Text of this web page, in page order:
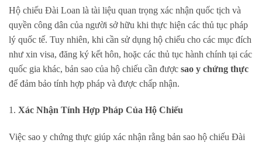
Hộ chiếu Đài Loan là tài liệu quan trọng xác nhận quốc tịch và
quyền công dân của người sở hữu khi thực hiện các thủ tục pháp
lý quốc tế. Tuy nhiên, khi cần sử dụng hộ chiếu cho các mục đích
như xin visa, đăng ký kết hôn, hoặc các thủ tục hành chính tại các
quốc gia khác, bản sao của hộ chiếu cần được sao y chứng thực
để đảm bảo tính hợp pháp và được chấp nhận.
1. Xác Nhận Tính Hợp Pháp Của Hộ Chiếu
Việc sao y chứng thực giúp xác nhận rằng bản sao hộ chiếu Đài